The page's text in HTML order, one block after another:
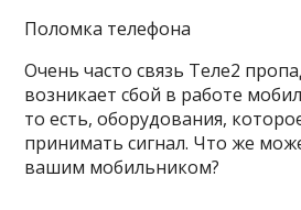
Поломка телефона
Очень часто связь Теле2
возникает сбой в работе
то есть, оборудования,
принимать сигнал. Что же
вашим мобильником?